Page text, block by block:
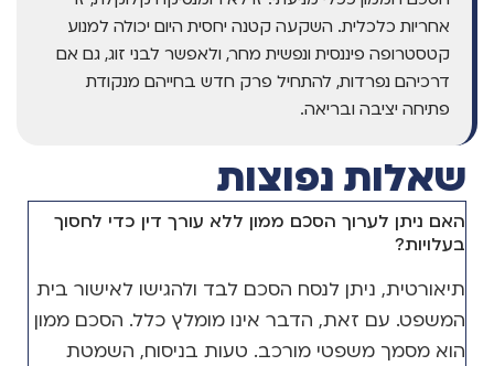
אחריות כלכלית. השקעה קטנה יחסית היום יכולה למנוע
קטסטרופה פיננסית ונפשית מחר, ולאפשר לבני זוג, גם אם
דרכיהם נפרדות, להתחיל פרק חדש בחייהם מנקודת
פתיחה יציבה ובריאה.
שאלות נפוצות
האם ניתן לערוך הסכם ממון ללא עורך דין כדי לחסוך
בעלויות?
תיאורטית, ניתן לנסח הסכם לבד ולהגישו לאישור בית
המשפט. עם זאת, הדבר אינו מומלץ כלל. הסכם ממון
הוא מסמך משפטי מורכב. טעות בניסוח, השמטת